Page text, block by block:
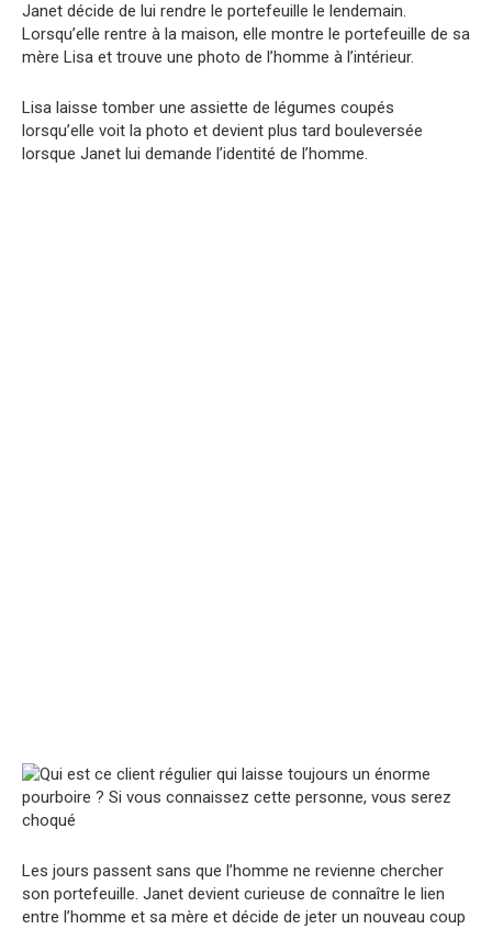
Janet décide de lui rendre le portefeuille le lendemain.
Lorsqu’elle rentre à la maison, elle montre le portefeuille de sa
mère Lisa et trouve une photo de l’homme à l’intérieur.
Lisa laisse tomber une assiette de légumes coupés
lorsqu’elle voit la photo et devient plus tard bouleversée
lorsque Janet lui demande l’identité de l’homme.
Les jours passent sans que l’homme ne revienne chercher
son portefeuille. Janet devient curieuse de connaître le lien
entre l’homme et sa mère et décide de jeter un nouveau coup